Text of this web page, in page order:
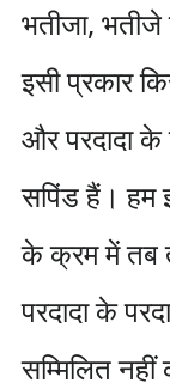
भतीजा, भतीजे
इसी प्रकार
और परदादा
सपिंड हैं। हम
के क्रम में
परदादा के
सम्मिलित